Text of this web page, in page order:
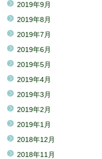
2019年9月
2019年8月
2019年7月
2019年6月
2019年5月
2019年4月
2019年3月
2019年2月
2019年1月
2018年12月
2018年11月